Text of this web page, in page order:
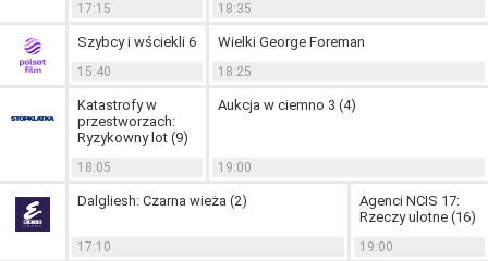
17:15 18:35
Szybcy i wściekli 6
15:40
Wielki George Foreman
18:25
Katastrofy w
przestworzach:
Ryzykowny lot (9)
18:05
Aukcja w ciemno 3 (4)
19:00
Dalgliesh: Czarna wieża (2)
17:10
Agenci NCIS 17:
Rzeczy ulotne (16)
19:00